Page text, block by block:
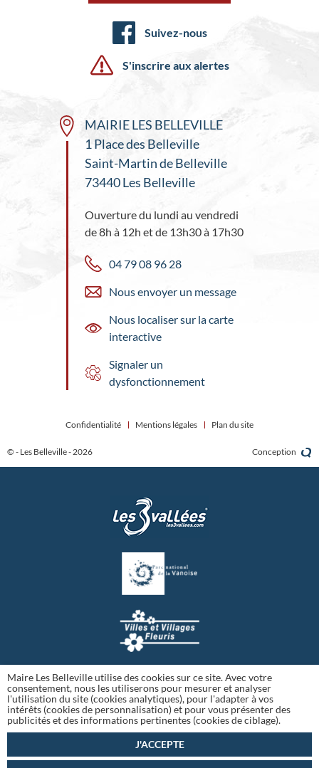
Suivez-nous
S'inscrire aux alertes
MAIRIE LES BELLEVILLE
1 Place des Belleville
Saint-Martin de Belleville
73440 Les Belleville
Ouverture du lundi au vendredi
de 8h à 12h et de 13h30 à 17h30
04 79 08 96 28
Nous envoyer un message
Nous localiser sur la carte
interactive
Signaler un
dysfonctionnement
© - Les Belleville - 2026
Confidentialité Mentions légales Plan du site
Conception
Maire Les Belleville utilise des cookies sur ce site. Avec votre
consentement, nous les utiliserons pour mesurer et analyser
l'utilisation du site (cookies analytiques), pour l'adapter à vos
intérêts (cookies de personnalisation) et pour vous présenter des
publicités et des informations pertinentes (cookies de ciblage).
J'ACCEPTE